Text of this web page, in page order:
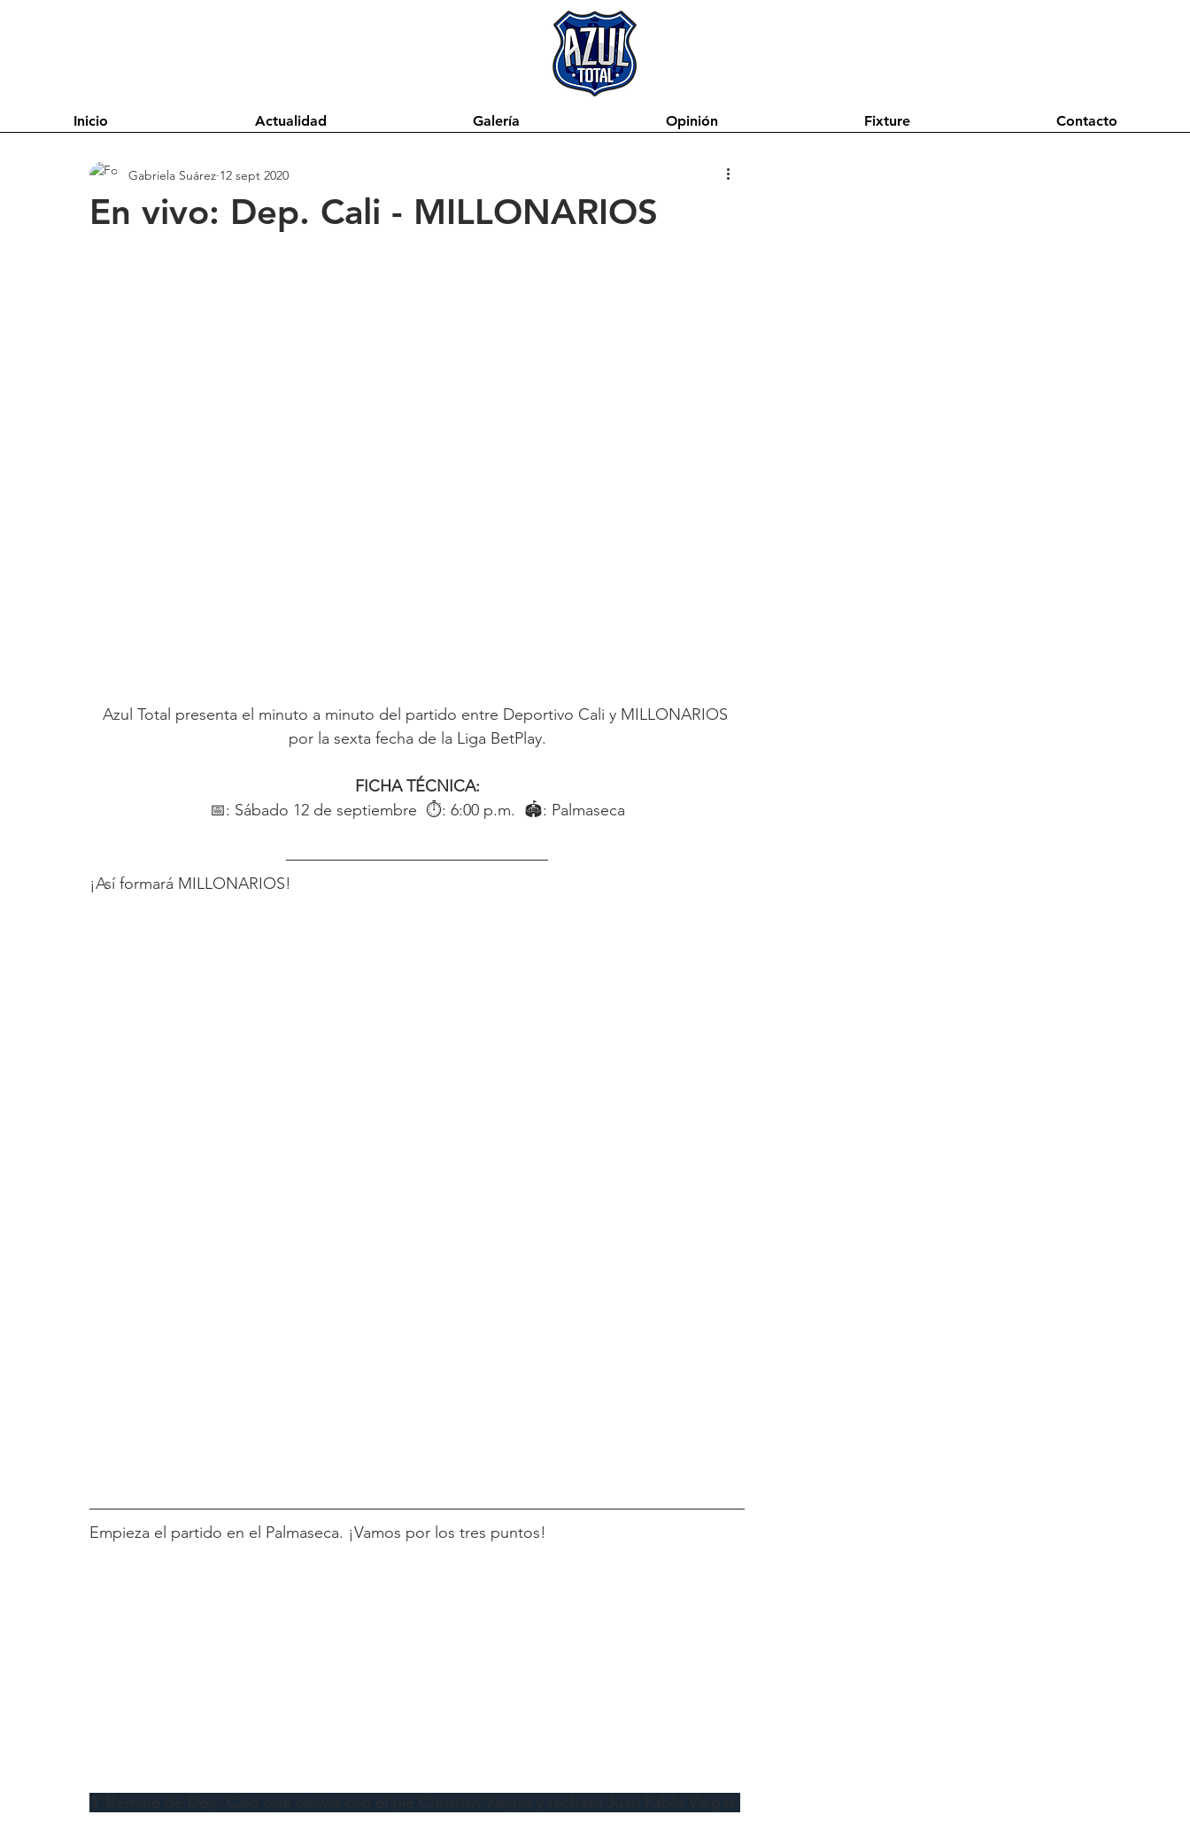
Inicio Actualidad Galería Opinión Fixture Contacto
En vivo: Dep. Cali - MILLONARIOS
Gabriela Suárez 12 sept 2020
Azul Total presenta el minuto a minuto del partido entre Deportivo Cali y MILLONARIOS
por la sexta fecha de la Liga BetPlay.
FICHA TÉCNICA:
📅: Sábado 12 de septiembre  ⏱: 6:00 p.m.  🏟: Palmaseca
¡Así formará MILLONARIOS!
Empieza el partido en el Palmaseca. ¡Vamos por los tres puntos!